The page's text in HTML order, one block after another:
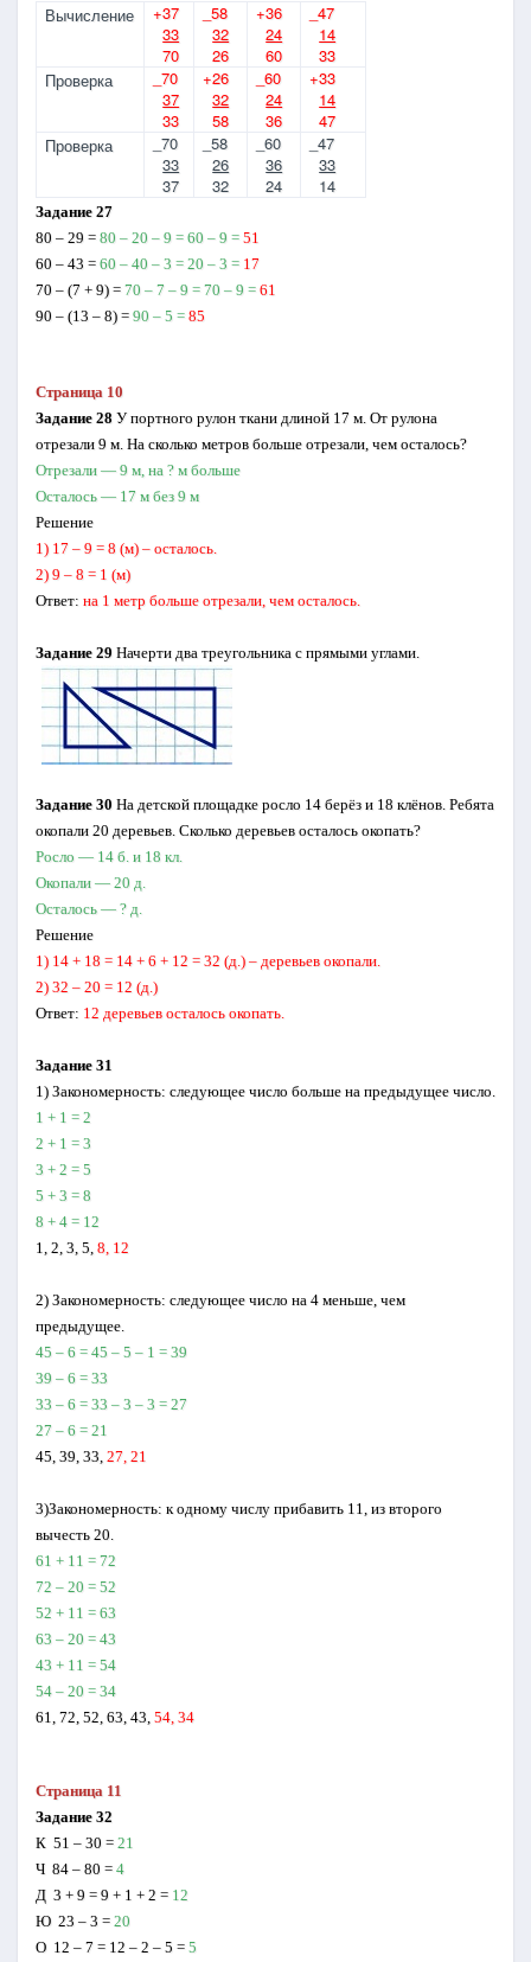
Вычисление
+37
33
70
_58
32
26
+36
24
60
_47
14
33
Проверка
_70
37
33
+26
32
58
_60
24
36
+33
14
47
Проверка
_70
33
37
_58
26
32
_60
36
24
_47
33
14
Задание 27
80 – 29 = 80 – 20 – 9 = 60 – 9 = 51
60 – 43 = 60 – 40 – 3 = 20 – 3 = 17
70 – (7 + 9) = 70 – 7 – 9 = 70 – 9 = 61
90 – (13 – 8) = 90 – 5 = 85
Страница 10
Задание 28 У портного рулон ткани длиной 17 м. От рулона
отрезали 9 м. На сколько метров больше отреза­ли, чем осталось?
Отрезали — 9 м, на ? м больше
Осталось — 17 м без 9 м
Решение
1) 17 – 9 = 8 (м) – осталось.
2) 9 – 8 = 1 (м)
Ответ: на 1 метр больше отрезали, чем осталось.
Задание 29 Начерти два треугольника с прямыми углами.
Задание 30 На детской площадке росло 14 берёз и 18 клё­нов. Ребята
окопали 20 деревьев. Сколько дере­вьев осталось окопать?
Росло — 14 б. и 18 кл.
Окопали — 20 д.
Осталось — ? д.
Решение
1) 14 + 18 = 14 + 6 + 12 = 32 (д.) – деревьев окопали.
2) 32 – 20 = 12 (д.)
Ответ: 12 деревьев осталось окопать.
Задание 31
1) Закономерность: следующее число больше на предыдущее число.
1 + 1 = 2
2 + 1 = 3
3 + 2 = 5
5 + 3 = 8
8 + 4 = 12
1, 2, 3, 5, 8, 12
2) Закономерность: следующее число на 4 меньше, чем
предыдущее.
45 – 6 = 45 – 5 – 1 = 39
39 – 6 = 33
33 – 6 = 33 – 3 – 3 = 27
27 – 6 = 21
45, 39, 33, 27, 21
3)Закономерность: к одному числу прибавить 11, из второго
вычесть 20.
61 + 11 = 72
72 – 20 = 52
52 + 11 = 63
63 – 20 = 43
43 + 11 = 54
54 – 20 = 34
61, 72, 52, 63, 43, 54, 34
Страница 11
Задание 32
К 51 – 30 = 21
Ч 84 – 80 = 4
Д 3 + 9 = 9 + 1 + 2 = 12
Ю 23 – 3 = 20
О 12 – 7 = 12 – 2 – 5 = 5